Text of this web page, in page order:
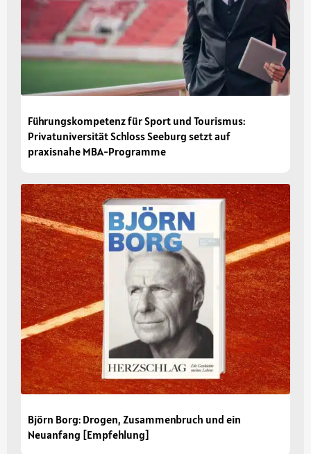
Führungskompetenz für Sport und Tourismus:
Privatuniversität Schloss Seeburg setzt auf
praxisnahe MBA-Programme
Björn Borg: Drogen, Zusammenbruch und ein
Neuanfang [Empfehlung]